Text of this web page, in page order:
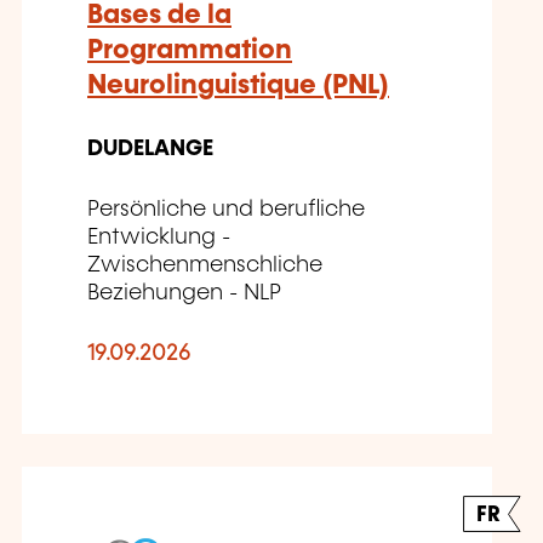
Bases de la
Programmation
Neurolinguistique (PNL)
DUDELANGE
Persönliche und berufliche
Entwicklung -
Zwischenmenschliche
Beziehungen - NLP
19.09.2026
FR